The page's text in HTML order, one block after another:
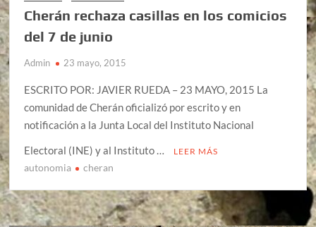
Cherán rechaza casillas en los comicios
del 7 de junio
Admin 23 mayo, 2015
ESCRITO POR: JAVIER RUEDA – 23 MAYO, 2015 La
comunidad de Cherán oficializó por escrito y en
notificación a la Junta Local del Instituto Nacional
Electoral (INE) y al Instituto …
LEER MÁS
autonomia cheran